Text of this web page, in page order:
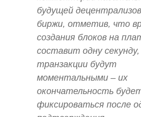
будущей
биржи, отметив, что
создания блоков на
составит одну
транзакции будут
моментальными – их
окончательность
фиксироваться после